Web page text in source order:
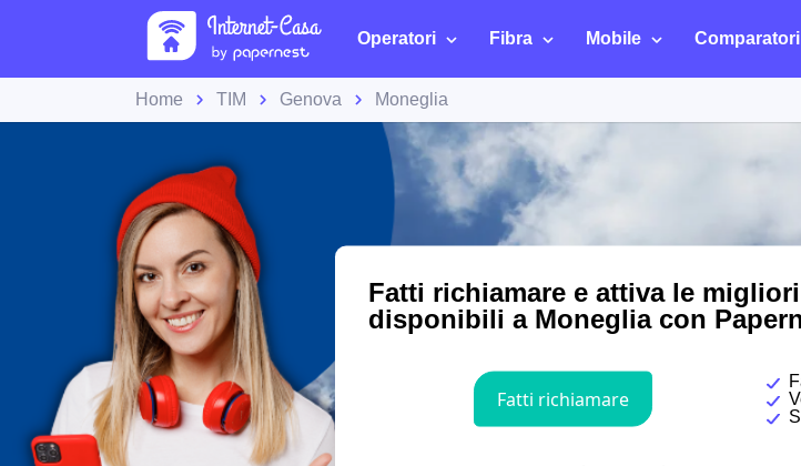
Operatori Fibra Mobile Comparatori
Home TIM Genova Moneglia